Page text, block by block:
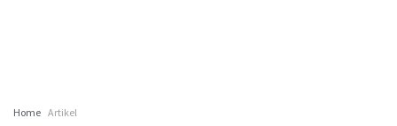
Home Artikel